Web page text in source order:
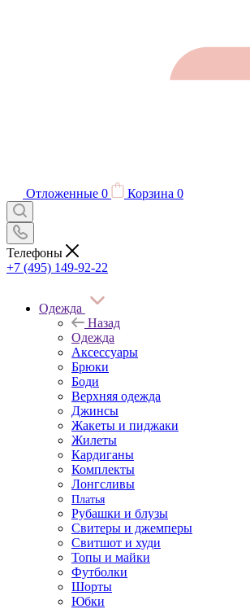
Отложенные 0 Корзина 0
Телефоны
+7 (495) 149-92-22
Одежда
Назад
Одежда
Аксессуары
Брюки
Боди
Верхняя одежда
Джинсы
Жакеты и пиджаки
Жилеты
Кардиганы
Комплекты
Лонгсливы
Платья
Рубашки и блузы
Свитеры и джемперы
Свитшот и худи
Топы и майки
Футболки
Шорты
Юбки